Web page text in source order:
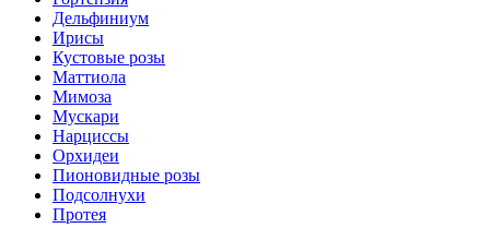
Дельфиниум
Ирисы
Кустовые розы
Маттиола
Мимоза
Мускари
Нарциссы
Орхидеи
Пионовидные розы
Подсолнухи
Протея